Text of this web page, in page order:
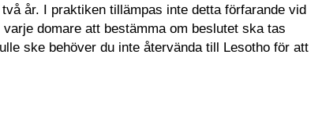
år. I praktiken tillämpas inte detta förfarande vid
domare att bestämma om beslutet ska tas
ske behöver du inte återvända till Lesotho för att